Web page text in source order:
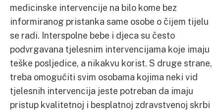
medicinske intervencije na bilo kome bez
informiranog pristanka same osobe o čijem tijelu
se radi. Interspolne bebe i djeca su često
podvrgavana tjelesnim intervencijama koje imaju
teške posljedice, a nikakvu korist. S druge strane,
treba omogućiti svim osobama kojima neki vid
tjelesnih intervencija jeste potreban da imaju
pristup kvalitetnoj i besplatnoj zdravstvenoj skrbi